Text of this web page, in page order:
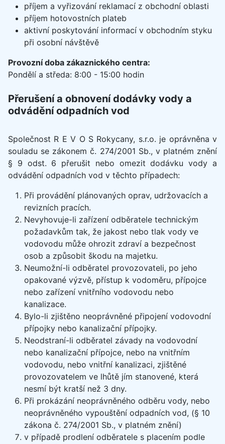
příjem a vyřizování reklamací z obchodní oblasti
příjem hotovostních plateb
aktivní poskytování informací v obchodním styku
při osobní návštěvě
Provozní doba zákaznického centra:
Pondělí a středa: 8:00 - 15:00 hodin
Přerušení a obnovení dodávky vody a
odvádění odpadních vod
Společnost R E V O S Rokycany, s.r.o. je oprávněna v
souladu se zákonem č. 274/2001 Sb., v platném znění
§ 9 odst. 6 přerušit nebo omezit dodávku vody a
odvádění odpadních vod v těchto případech:
Při provádění plánovaných oprav, udržovacích a
revizních pracích.
Nevyhovuje-li zařízení odběratele technickým
požadavkům tak, že jakost nebo tlak vody ve
vodovodu může ohrozit zdraví a bezpečnost
osob a způsobit škodu na majetku.
Neumožní-li odběratel provozovateli, po jeho
opakované výzvě, přístup k vodoměru, přípojce
nebo zařízení vnitřního vodovodu nebo
kanalizace.
Bylo-li zjištěno neoprávněné připojení vodovodní
přípojky nebo kanalizační přípojky.
Neodstraní-li odběratel závady na vodovodní
nebo kanalizační přípojce, nebo na vnitřním
vodovodu, nebo vnitřní kanalizaci, zjištěné
provozovatelem ve lhůtě jím stanovené, která
nesmí být kratší než 3 dny.
Při prokázání neoprávněného odběru vody, nebo
neoprávněného vypouštění odpadních vod, (§ 10
zákona č. 274/2001 Sb., v platném znění)
v případě prodlení odběratele s placením podle